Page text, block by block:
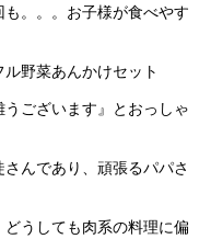
。。。お子様が食べやす
うございます』とおっしゃ
んであり、頑張るパパさ
どうしても肉系の料理に偏